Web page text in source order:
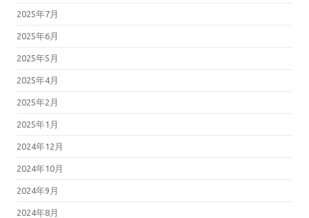
2025年7月
2025年6月
2025年5月
2025年4月
2025年2月
2025年1月
2024年12月
2024年10月
2024年9月
2024年8月